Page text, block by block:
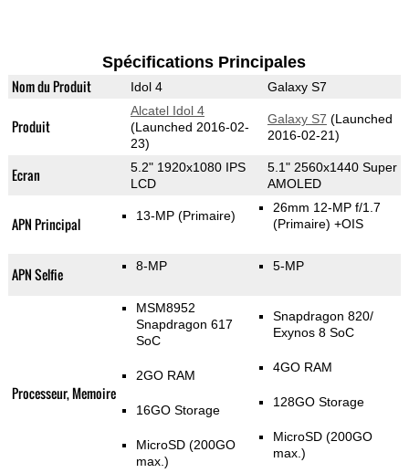
Spécifications Principales
Nom du Produit Idol 4 Galaxy S7
Produit
Alcatel Idol 4
(Launched 2016-02-
23)
Galaxy S7 (Launched
2016-02-21)
Ecran
5.2" 1920x1080 IPS
LCD
5.1" 2560x1440 Super
AMOLED
APN Principal 13-MP (Primaire)
26mm 12-MP f/1.7
(Primaire) +OIS
APN Selfie 8-MP 5-MP
Processeur, Memoire
MSM8952
Snapdragon 617
SoC
2GO RAM
16GO Storage
MicroSD (200GO
max.)
Snapdragon 820/
Exynos 8 SoC
4GO RAM
128GO Storage
MicroSD (200GO
max.)